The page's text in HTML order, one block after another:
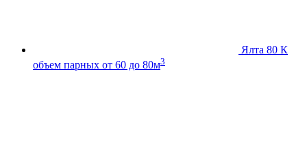
Ялта 80 К
объем парных от 60 до 80м3